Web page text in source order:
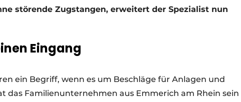
störende Zugstangen, erweitert der Spezialist nun
Eingang
ein Begriff, wenn es um Beschläge für Anlagen und
das Familienunternehmen aus Emmerich am Rhein sein